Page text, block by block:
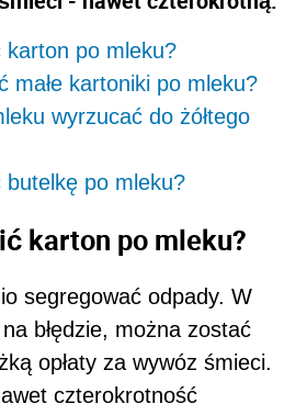
karton po mleku?
małe kartoniki po mleku?
wyrzucać do żółtego
butelkę po mleku?
karton po mleku?
segregować odpady. W
błędzie, można zostać
opłaty za wywóz śmieci.
czterokrotność